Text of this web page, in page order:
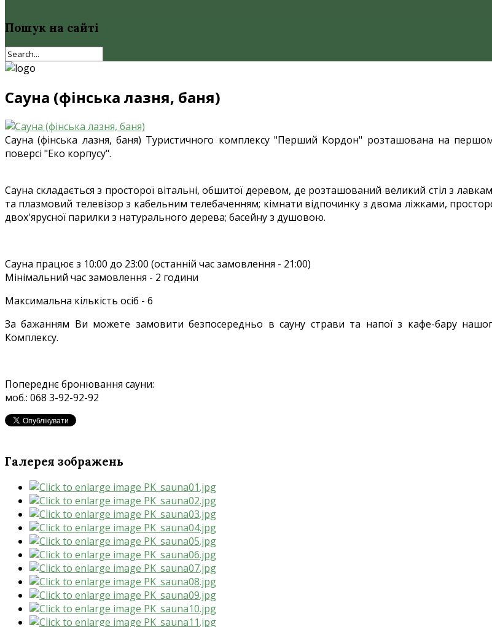
Пошук на сайті
Сауна (фінська лазня, баня)
Сауна (фінська лазня, баня) Туристичного комплексу "Перший Кордон" розташована на
поверсі "Еко корпусу".
Сауна складається з просторої вітальні, обшитої деревом, де розташований великий стіл з
та плазмовий телевізор з кабельним телебаченням; кімнати відпочинку з двома ліжками,
двох'ярусної парилки з натурального дерева; басейну з душовою.
Сауна працює з 10:00 до 23:00 (останній час замовлення - 21:00)
Мінімальний час замовлення - 2 години
Максимальна кількість осіб - 6
За бажанням Ви можете замовити безпосередньо в сауну страви та напої з кафе-бару
Комплексу.
Попереднє бронювання сауни:
моб.: 068 3-92-92-92
Галерея зображень